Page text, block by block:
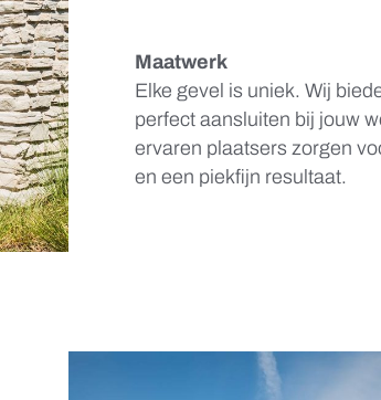
Maatwerk
Elke gevel is uniek. Wij
perfect aansluiten bij jouw
ervaren plaatsers zorgen
en een piekfijn resultaat.